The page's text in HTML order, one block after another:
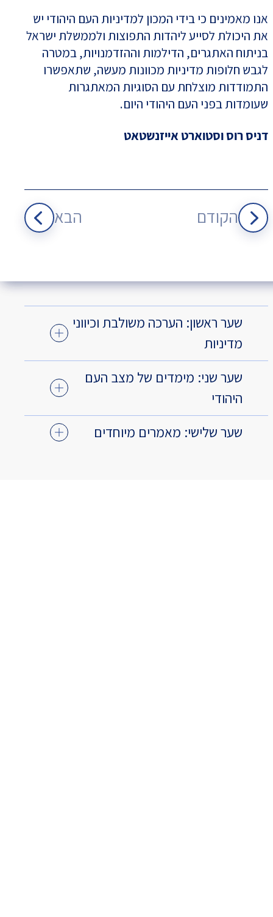
אנו מאמינים כי בידי המכון למדיניות העם היהודי יש
את היכולת לסייע ליהדות התפוצות ולממשלת ישראל
בניתוח האתגרים, הדילמות וההזדמנויות, במטרה
לגבש חלופות מדיניות מכוונות מעשה, שתאפשרו
התמודדות מוצלחת עם הסוגיות המאתגרות
שעומדות בפני העם היהודי היום.
דניס רוס וסטוארט אייזנשטאט
הקודם הבא
שער ראשון: הערכה משולבת וכיווני
מדיניות
שער שני: מימדים של מצב העם
היהודי
שער שלישי: מאמרים מיוחדים